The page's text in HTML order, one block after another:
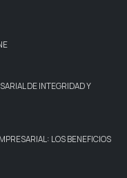
DE INTEGRIDAD Y
LOS BENEFICIOS